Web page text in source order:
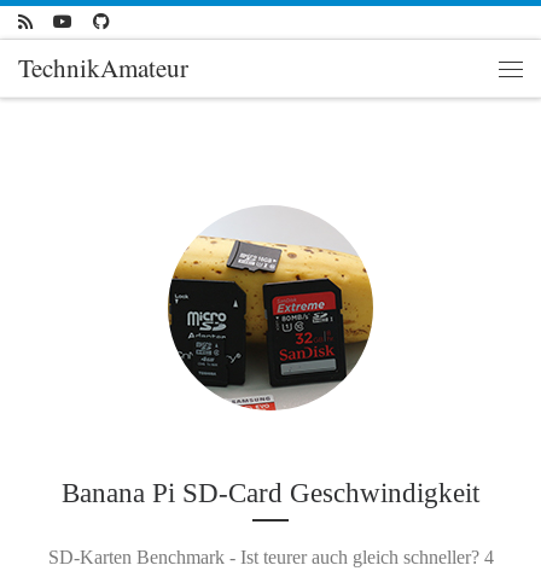
Zum Inhalt springen
TechnikAmateur
Banana Pi SD-Card Geschwindigkeit
SD-Karten Benchmark - Ist teurer auch gleich schneller? 4